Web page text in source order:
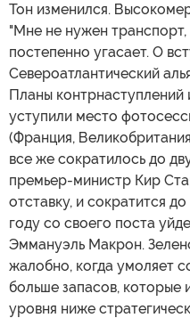
Тон изменился.
"Мне не нужен
постепенно угасает. О
Североатлантический
Планы
уступили место
(Франция,
все же сократилось до
премьер-министр Кир
отставку, и сократится
году со своего поста
Эммануэль Макрон.
жалобно, когда умоляет
больше запасов, которые
уровня ниже